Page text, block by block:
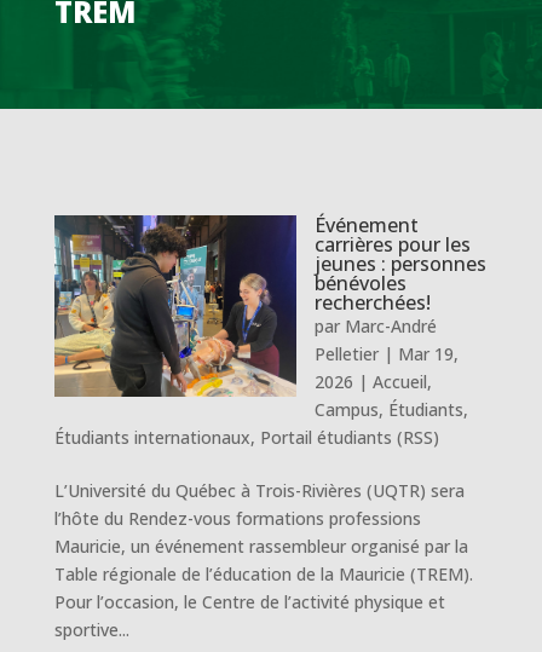
TREM
Événement
carrières pour les
jeunes : personnes
bénévoles
recherchées!
par Marc-André
Pelletier| Mar 19,
2026 | Accueil,
Campus, Étudiants,
Étudiants internationaux, Portail étudiants (RSS)
L’Université du Québec à Trois-Rivières (UQTR) sera
l’hôte du Rendez-vous formations professions
Mauricie, un événement rassembleur organisé par la
Table régionale de l’éducation de la Mauricie (TREM).
Pour l’occasion, le Centre de l’activité physique et
sportive...